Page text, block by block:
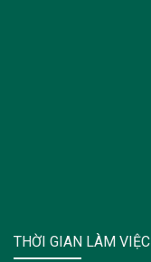
THỜI GIAN LÀM VIỆC